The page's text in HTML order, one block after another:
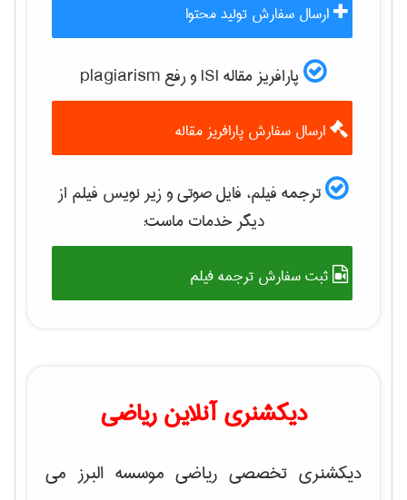
ارسال سفارش تولید محتوا
پارافریز مقاله ISI و رفع plagiarism
ارسال سفارش پارافریز مقاله
ترجمه فیلم، فایل صوتی و زیر نویس فیلم از
دیگر خدمات ماست:
ثبت سفارش ترجمه فیلم
دیکشنری آنلاین ریاضی
دیکشنری تخصصی ریاضی موسسه البرز می